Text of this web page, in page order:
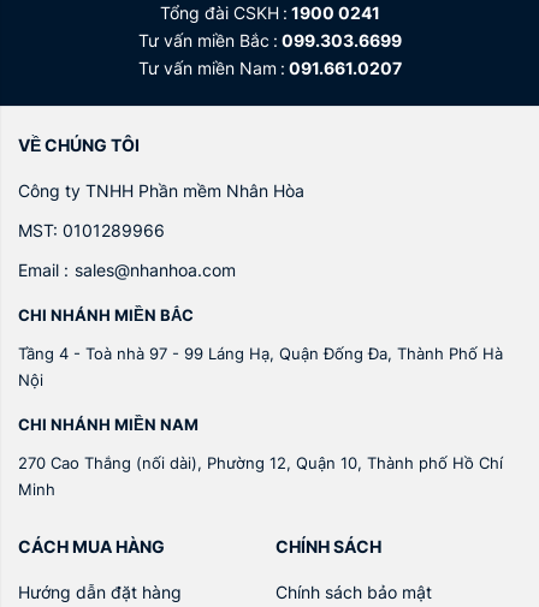
Tổng đài CSKH
1900 0241
Tư vấn miền Bắc
099.303.6699
Tư vấn miền Nam
091.661.0207
VỀ CHÚNG TÔI
Công ty TNHH Phần mềm Nhân Hòa
MST: 0101289966
Email : sales@nhanhoa.com
CHI NHÁNH MIỀN BẮC
Tầng 4 - Toà nhà 97 - 99 Láng Hạ, Quận Đống Đa, Thành Phố Hà
Nội
CHI NHÁNH MIỀN NAM
270 Cao Thắng (nối dài), Phường 12, Quận 10, Thành phố Hồ Chí
Minh
CÁCH MUA HÀNG
Hướng dẫn đặt hàng
CHÍNH SÁCH
Chính sách bảo mật